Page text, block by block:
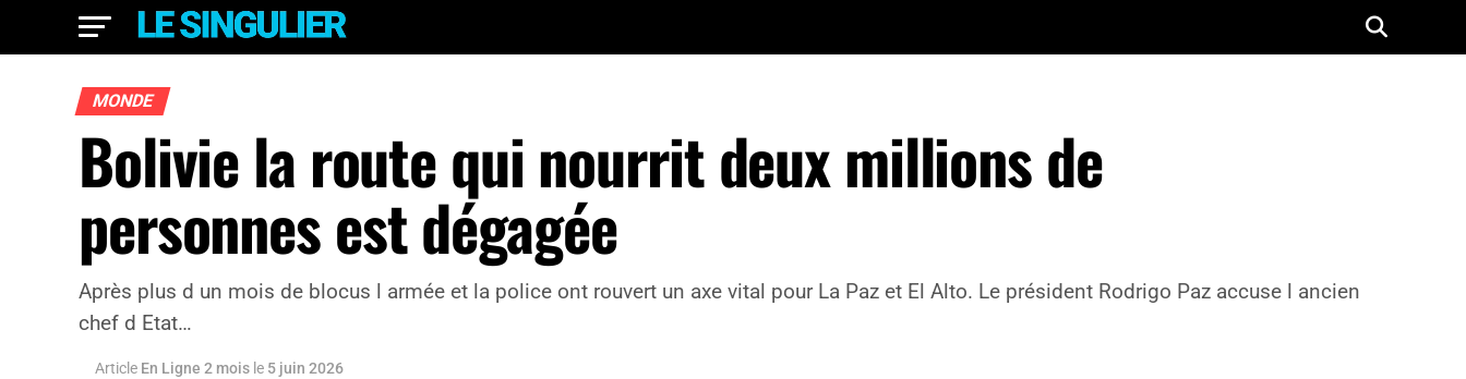
MONDE
Bolivie la route qui nourrit deux millions de
personnes est dégagée
Après plus d un mois de blocus l armée et la police ont rouvert un axe vital pour La Paz et El Alto. Le président Rodrigo Paz accuse l ancien
chef d Etat…
Article En Ligne 2 mois le 5 juin 2026